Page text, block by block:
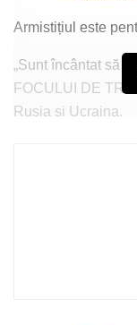
Armistițiul este
„Sunt încântat să
FOCULUI DE
Rusia și Ucraina.
activități kinetice,
prizonieri din
mortal și greu